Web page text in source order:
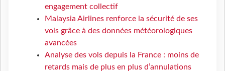
engagement collectif
Malaysia Airlines renforce la sécurité de ses
vols grâce à des données météorologiques
avancées
Analyse des vols depuis la France : moins de
retards mais de plus en plus d’annulations